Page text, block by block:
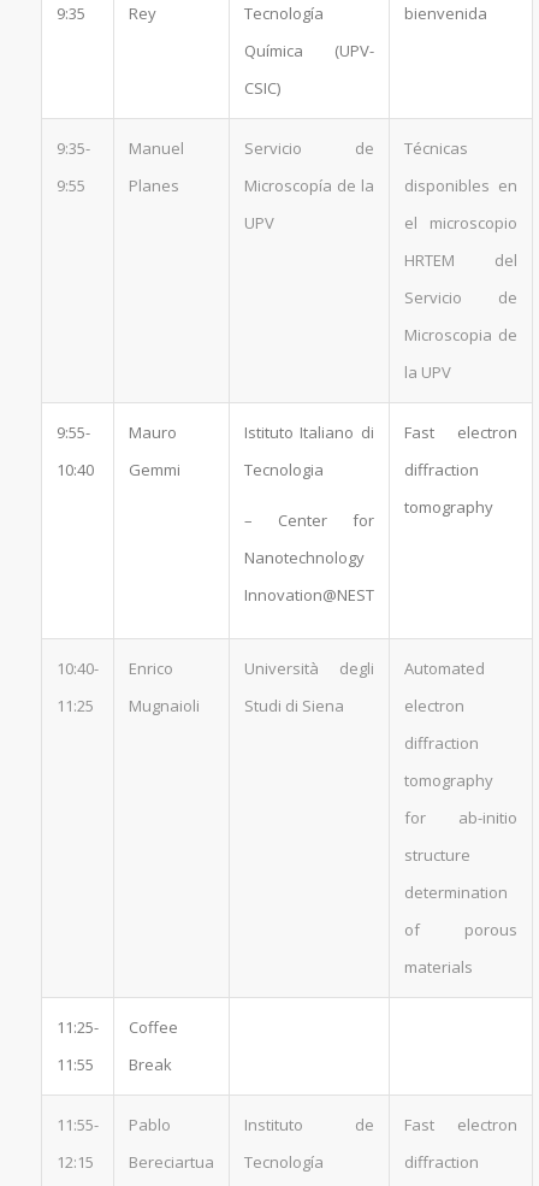
9:35
Rey
Tecnología
Química (UPV-
CSIC)
bienvenida
9:35-
9:55
Manuel
Planes
Servicio de
Microscopía de la
UPV
Técnicas
disponibles en
el microscopio
HRTEM del
Servicio de
Microscopia de
la UPV
9:55-
10:40
Mauro
Gemmi
Istituto Italiano di
Tecnologia
– Center for
Nanotechnology
Innovation@NEST
Fast electron
diffraction
tomography
10:40-
11:25
Enrico
Mugnaioli
Università degli
Studi di Siena
Automated
electron
diffraction
tomography
for ab-initio
structure
determination
of porous
materials
11:25-
11:55
Coffee
Break
11:55-
12:15
Pablo
Bereciartua
Instituto de
Tecnología
Fast electron
diffraction